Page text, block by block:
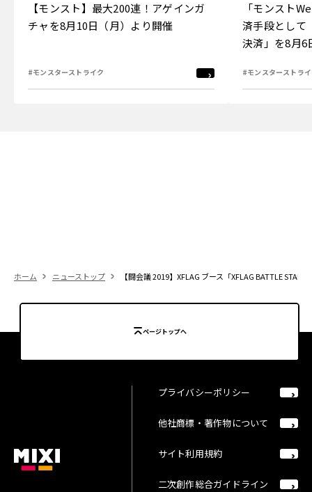
【モンスト】最大200連！アゲインガ
チャを8月10日（月）より開催
#モンスターストライク
「モンスト
済手段として
決済」を8月6
#モンスターストラ
ホーム ニューストップ 【闘会議 2019】XFLAG ブース「XFLAG BATTLE
ページトップへ
プライバシーポリシー
他社商標・著作物について
サイト利用規約
二次創作総合ガイドライン